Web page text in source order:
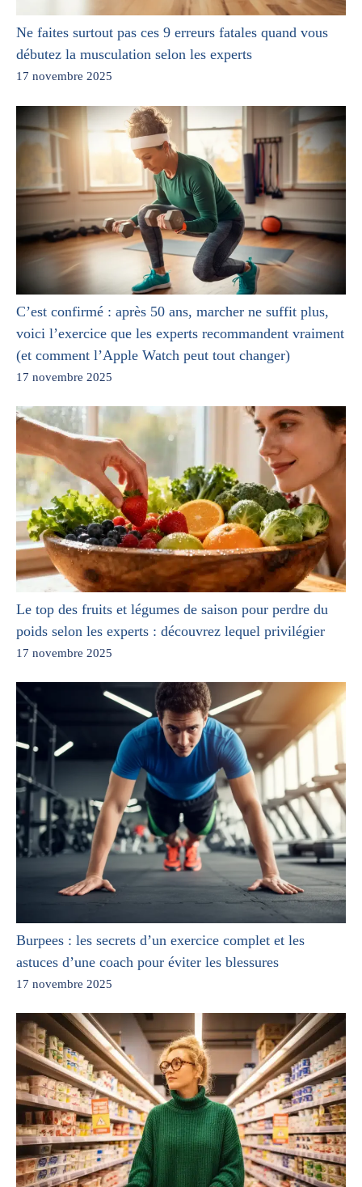
Ne faites surtout pas ces 9 erreurs fatales quand vous
débutez la musculation selon les experts
17 novembre 2025
C’est confirmé : après 50 ans, marcher ne suffit plus,
voici l’exercice que les experts recommandent vraiment
(et comment l’Apple Watch peut tout changer)
17 novembre 2025
Le top des fruits et légumes de saison pour perdre du
poids selon les experts : découvrez lequel privilégier
17 novembre 2025
Burpees : les secrets d’un exercice complet et les
astuces d’une coach pour éviter les blessures
17 novembre 2025